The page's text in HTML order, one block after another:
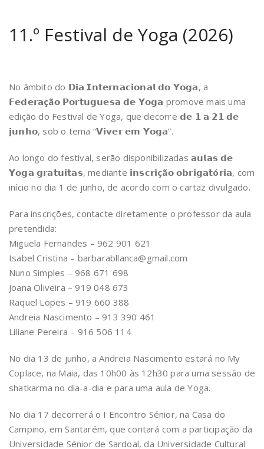
11.º Festival de Yoga (2026)
No âmbito do 𝗗𝗶𝗮 𝗜𝗻𝘁𝗲𝗿𝗻𝗮𝗰𝗶𝗼𝗻𝗮𝗹 𝗱𝗼 𝗬𝗼𝗴𝗮, a
𝗙𝗲𝗱𝗲𝗿𝗮çã𝗼 𝗣𝗼𝗿𝘁𝘂𝗴𝘂𝗲𝘀𝗮 𝗱𝗲 𝗬𝗼𝗴𝗮 promove mais uma
edição do Festival de Yoga, que decorre 𝗱𝗲 𝟭 𝗮 𝟮𝟭 𝗱𝗲
𝗷𝘂𝗻𝗵𝗼, sob o tema “𝗩𝗶𝘃𝗲𝗿 𝗲𝗺 𝗬𝗼𝗴𝗮”.
Ao longo do festival, serão disponibilizadas 𝗮𝘂𝗹𝗮𝘀 𝗱𝗲
𝗬𝗼𝗴𝗮 𝗴𝗿𝗮𝘁𝘂𝗶𝘁𝗮𝘀, mediante 𝗶𝗻𝘀𝗰𝗿𝗶çã𝗼 𝗼𝗯𝗿𝗶𝗴𝗮𝘁ó𝗿𝗶𝗮, com
início no dia 1 de junho, de acordo com o cartaz divulgado.
Para inscrições, contacte diretamente o professor da aula
pretendida:
Miguela Fernandes – 962 901 621
Isabel Cristina – barbarabllanca@gmail.com
Nuno Simples – 968 671 698
Joana Oliveira – 919 048 673
Raquel Lopes – 919 660 388
Andreia Nascimento – 913 390 461
Liliane Pereira – 916 506 114
No dia 13 de junho, a Andreia Nascimento estará no My
Coplace, na Maia, das 10h00 às 12h30 para uma sessão de
shatkarma no dia-a-dia e para uma aula de Yoga.
No dia 17 decorrerá o I Encontro Sénior, na Casa do
Campino, em Santarém, que contará com a participação da
Universidade Sénior de Sardoal, da Universidade Cultural